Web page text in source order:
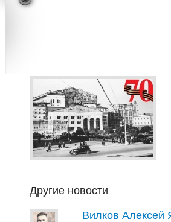
Другие новости
Вилков Алексей